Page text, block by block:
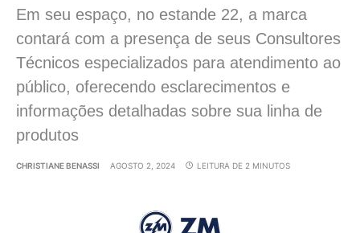
Em seu espaço, no estande 22, a marca
contará com a presença de seus Consultores
Técnicos especializados para atendimento ao
público, oferecendo esclarecimentos e
informações detalhadas sobre sua linha de
produtos
CHRISTIANE BENASSI AGOSTO 2, 2024 LEITURA DE 2 MINUTOS